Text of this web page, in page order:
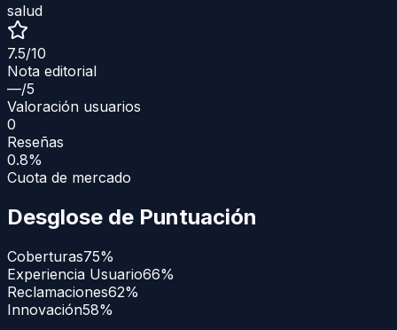
salud
7.5/10
Nota editorial
—/5
Valoración usuarios
0
Reseñas
0.8%
Cuota de mercado
Desglose de Puntuación
Coberturas75%
Experiencia Usuario66%
Reclamaciones62%
Innovación58%